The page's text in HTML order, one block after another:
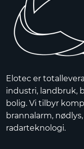
Elotec er
industri, landbruk,
bolig. Vi tilbyr
brannalarm,
radarteknologi.